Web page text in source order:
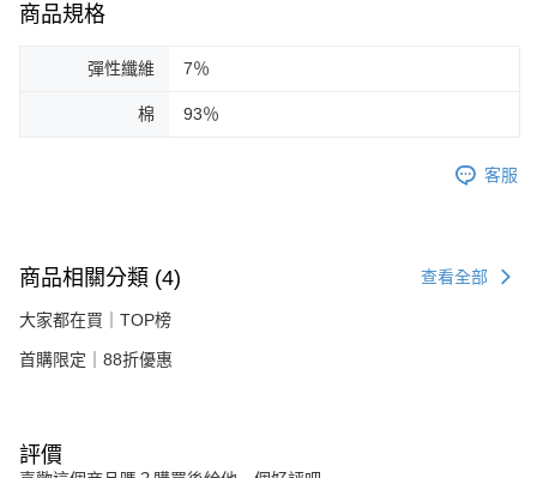
商品規格
彈性纖維 7％
棉 93％
客服
商品相關分類 (4) 查看全部
大家都在買｜TOP榜
首購限定｜88折優惠
評價